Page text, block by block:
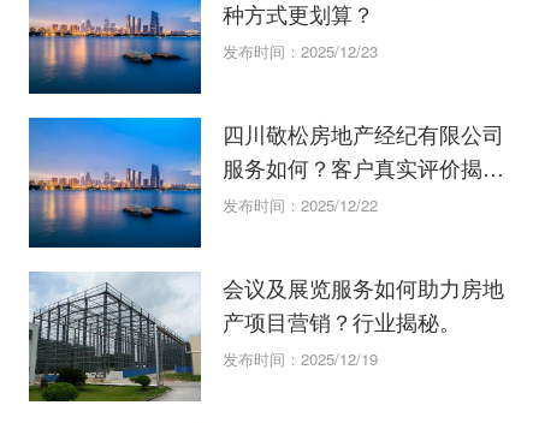
种方式更划算？
发布时间：2025/12/23
四川敬松房地产经纪有限公司
服务如何？客户真实评价揭
秘。
发布时间：2025/12/22
会议及展览服务如何助力房地
产项目营销？行业揭秘。
发布时间：2025/12/19